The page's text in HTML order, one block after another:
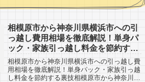
相模原市から神奈川県横浜市への引
っ越し費用相場を徹底解説！単身パ
ック・家族引っ越し料金を節約する
裏技
相模原市から神奈川県横浜市への引っ越し費
用相場を徹底解説！単身パック・家族引っ越
し料金を節約する裏技相模原市から神奈川県